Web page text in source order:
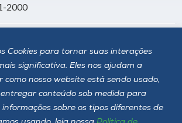
Cookies para tornar suas interações
significativa. Eles nos ajudam a
como nosso website está sendo usado,
conteúdo sob medida para
informações sobre os tipos diferentes de
2000